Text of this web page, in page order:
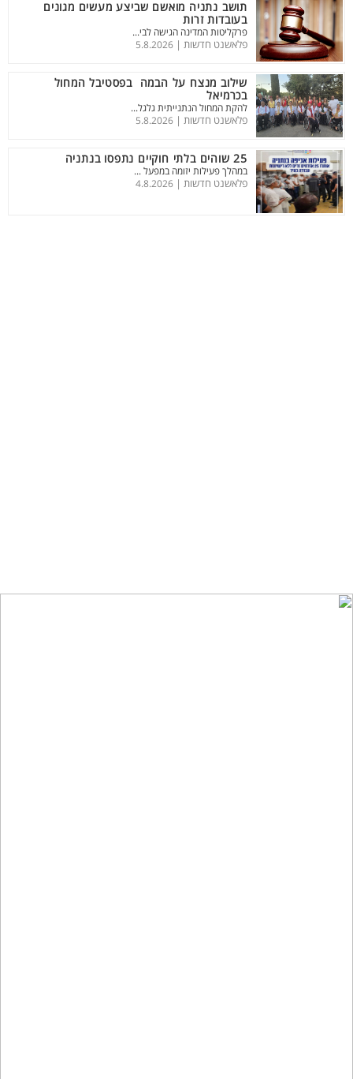
תושב נתניה מואשם שביצע מעשים מגונים
בעובדות זרות
פרקליטות המדינה הגישה לבי...
פלאשנט חדשות | 5.8.2026
שילוב מנצח על הבמה בפסטיבל המחול
בכרמיאל
להקת המחול הנתנייתית גלגל...
פלאשנט חדשות | 5.8.2026
25 שוהים בלתי חוקיים נתפסו בנתניה
במהלך פעילות יזומה במפעל ...
פלאשנט חדשות | 4.8.2026